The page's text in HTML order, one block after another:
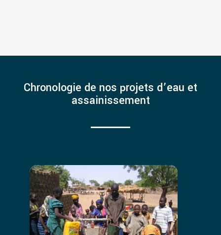
Chronologie de nos projets d’eau et
assainissement